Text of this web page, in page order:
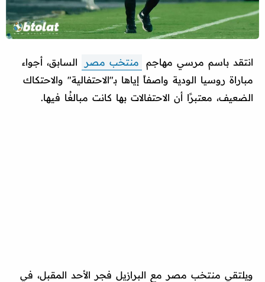
انتقد باسم مرسي مهاجم منتخب مصر
السابق، أجواء
مباراة روسيا الودية واصفاً إياها بـ"الاحتفالية" والاحتكاك
الضعيف، معتبرًا أن الاحتفالات بها كانت مبالغُا فيها.
ويلتقي منتخب مصر مع البرازيل فجر الأحد المقبل، في